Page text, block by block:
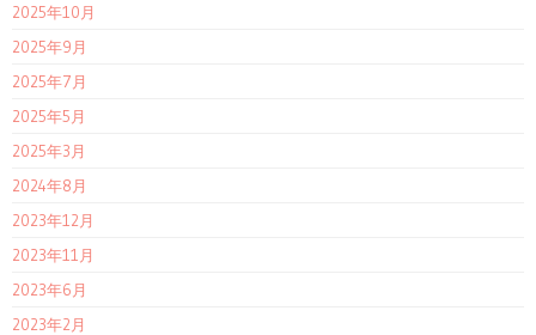
2025年10月
2025年9月
2025年7月
2025年5月
2025年3月
2024年8月
2023年12月
2023年11月
2023年6月
2023年2月